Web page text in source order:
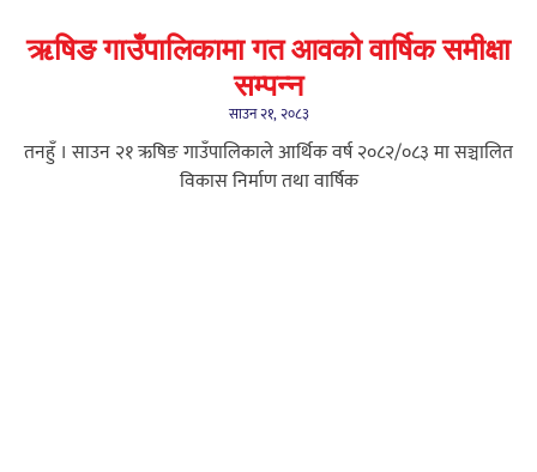
ऋषिङ गाउँपालिकामा गत आवको वार्षिक समीक्षा
सम्पन्न
साउन २१, २०८३
तनहुँ । साउन २१ ऋषिङ गाउँपालिकाले आर्थिक वर्ष २०८२/०८३ मा सञ्चालित
विकास निर्माण तथा वार्षिक